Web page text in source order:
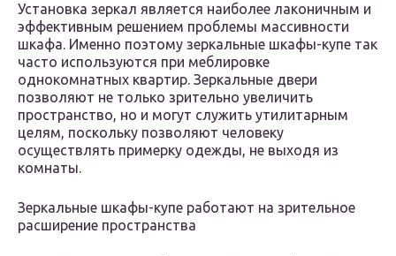
Установка зеркал является наиболее лаконичным и
эффективным решением проблемы массивности
шкафа. Именно поэтому зеркальные шкафы-купе так
часто используются при меблировке
однокомнатных квартир. Зеркальные двери
позволяют не только зрительно увеличить
пространство, но и могут служить утилитарным
целям, поскольку позволяют человеку
осуществлять примерку одежды, не выходя из
комнаты.
Зеркальные шкафы-купе работают на зрительное
расширение пространства